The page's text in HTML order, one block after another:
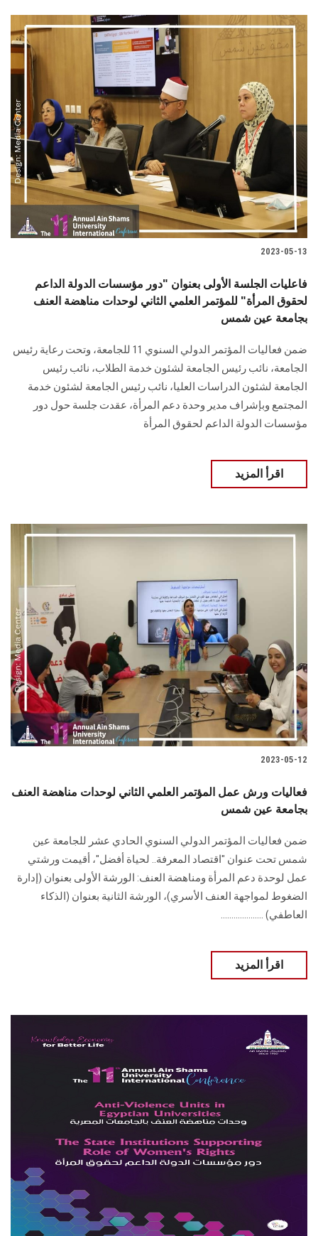
2023-05-13
فاعليات الجلسة الأولى بعنوان "دور مؤسسات الدولة الداعم
لحقوق المرأة" للمؤتمر العلمي الثاني لوحدات مناهضة العنف
بجامعة عين شمس
ضمن فعاليات المؤتمر الدولي السنوي 11 للجامعة، وتحت رعاية رئيس
الجامعة، نائب رئيس الجامعة لشئون خدمة الطلاب، نائب رئيس
الجامعة لشئون الدراسات العليا، نائب رئيس الجامعة لشئون خدمة
المجتمع وبإشراف مدير وحدة دعم المرأة، عقدت جلسة حول دور
مؤسسات الدولة الداعم لحقوق المرأة
اقرأ المزيد
2023-05-12
فعاليات ورش عمل المؤتمر العلمي الثاني لوحدات مناهضة العنف
بجامعة عين شمس
ضمن فعاليات المؤتمر الدولي السنوي الحادي عشر للجامعة عين
شمس تحت عنوان "اقتصاد المعرفة.. لحياة أفضل"، أقيمت ورشتي
عمل لوحدة دعم المرأة ومناهضة العنف: الورشة الأولى بعنوان (إدارة
الضغوط لمواجهة العنف الأسري)، الورشة الثانية بعنوان (الذكاء
العاطفي) ....................
اقرأ المزيد